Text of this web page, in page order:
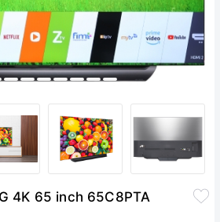
4K 65 inch 65C8PTA